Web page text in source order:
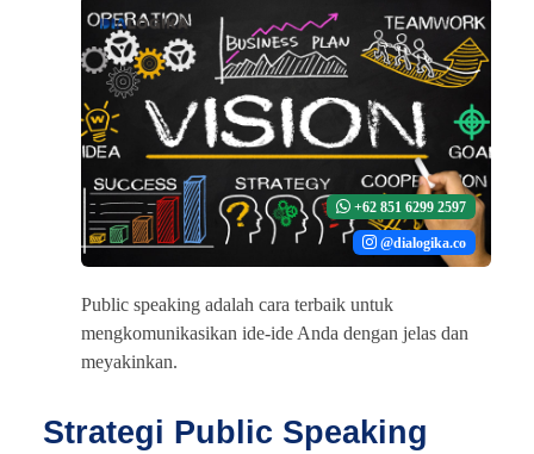
+62 851 6299 2597
@dialogika.co
Public speaking adalah cara terbaik untuk
mengkomunikasikan ide-ide Anda dengan jelas dan
meyakinkan.
Strategi Public Speaking